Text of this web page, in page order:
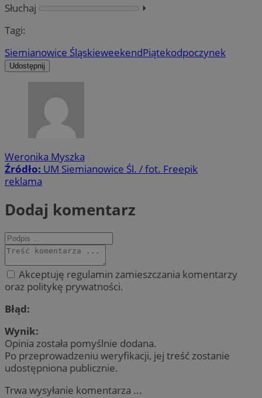
Słuchaj
⏵︎
Tagi:
Siemianowice ŚląskieweekendPiątekodpoczynek
Udostępnij
Weronika Myszka
Źródło: UM Siemianowice Śl. / fot. Freepik
reklama
Dodaj komentarz
Akceptuję regulamin zamieszczania komentarzy
oraz politykę prywatności.
Błąd:
Wynik:
Opinia została pomyślnie dodana.
Po przeprowadzeniu weryfikacji, jej treść zostanie
udostępniona publicznie.
Trwa wysyłanie komentarza ...